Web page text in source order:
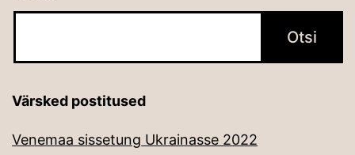
Värsked postitused
Venemaa sissetung Ukrainasse 2022